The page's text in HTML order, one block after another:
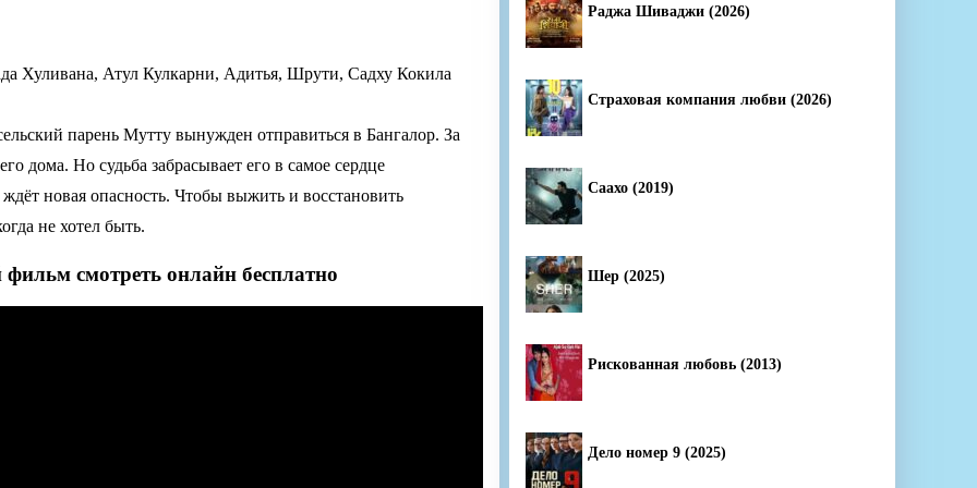
Хуливана, Атул Кулкарни, Адитья, Шрути, Садху Кокила
парень Мутту вынужден отправиться в Бангалор. За
дома. Но судьба забрасывает его в самое сердце
новая опасность. Чтобы выжить и восстановить
не хотел быть.
смотреть онлайн бесплатно
Раджа Шиваджи (2026)
Страховая компания любви (2026)
Саахо (2019)
Шер (2025)
Рискованная любовь (2013)
Дело номер 9 (2025)